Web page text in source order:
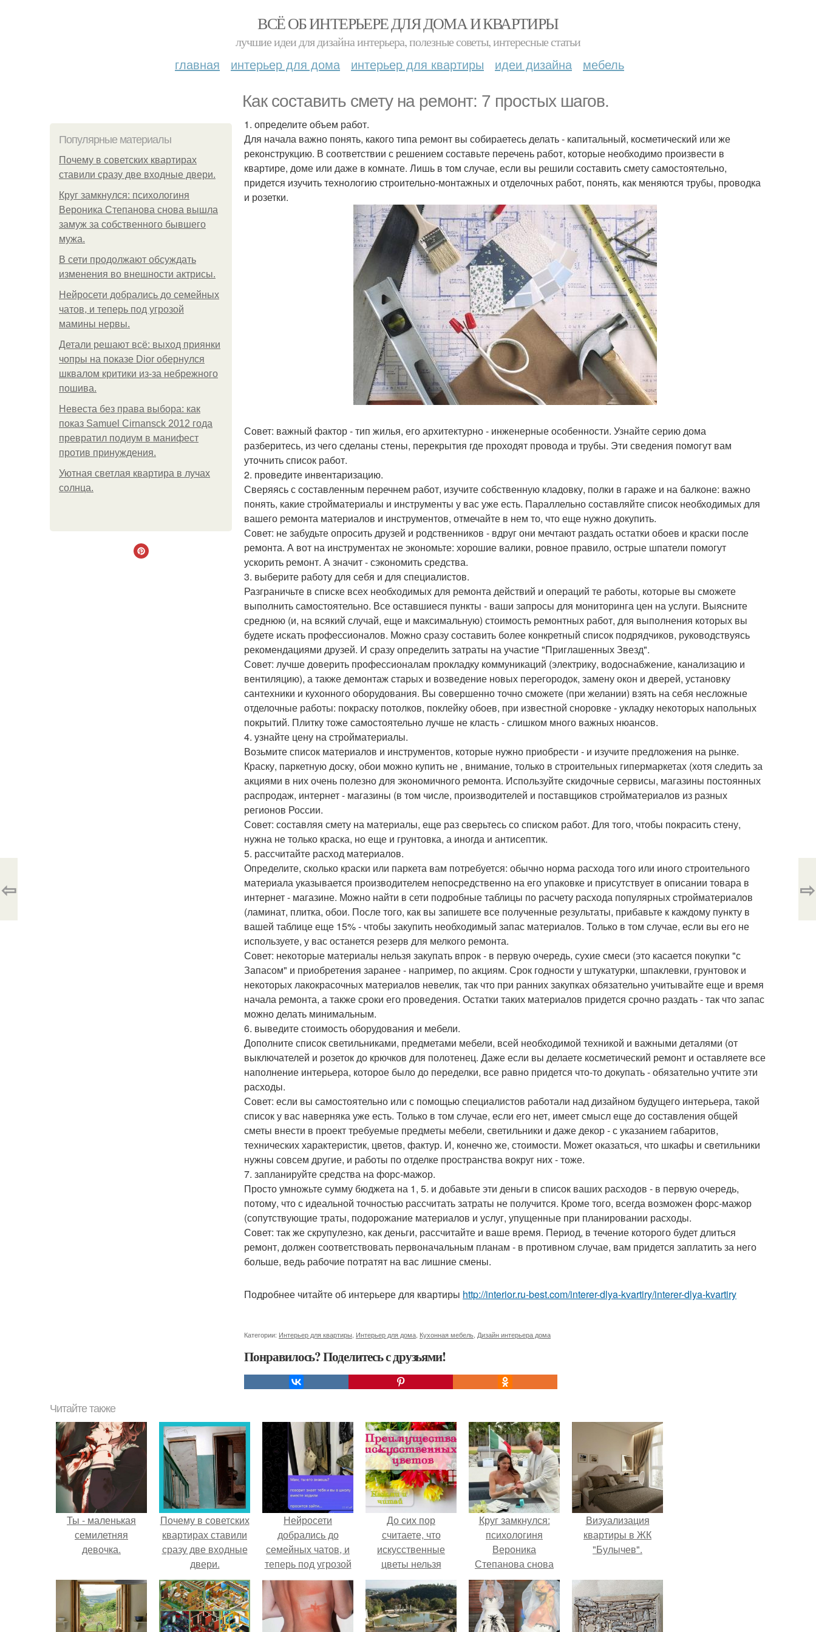
ВСЁ ОБ ИНТЕРЬЕРЕ ДЛЯ ДОМА И КВАРТИРЫ
лучшие идеи для дизайна интерьера, полезные советы, интересные статьи
главная интерьер для дома интерьер для квартиры идеи дизайна мебель
Как составить смету на ремонт: 7 простых шагов.
Популярные материалы
Почему в советских квартирах
ставили сразу две входные двери.
Круг замкнулся: психологиня
Вероника Степанова снова вышла
замуж за собственного бывшего
мужа.
В сети продолжают обсуждать
изменения во внешности актрисы.
Нейросети добрались до семейных
чатов, и теперь под угрозой
мамины нервы.
Детали решают всё: выход приянки
чопры на показе Dior обернулся
шквалом критики из-за небрежного
пошива.
Невеста без права выбора: как
показ Samuel Cirnansck 2012 года
превратил подиум в манифест
против принуждения.
Уютная светлая квартира в лучах
солнца.
1. определите объем работ.
Для начала важно понять, какого типа ремонт вы собираетесь делать - капитальный, косметический или же
реконструкцию. В соответствии с решением составьте перечень работ, которые необходимо произвести в
квартире, доме или даже в комнате. Лишь в том случае, если вы решили составить смету самостоятельно,
придется изучить технологию строительно-монтажных и отделочных работ, понять, как меняются трубы, проводка
и розетки.
Совет: важный фактор - тип жилья, его архитектурно - инженерные особенности. Узнайте серию дома
разберитесь, из чего сделаны стены, перекрытия где проходят провода и трубы. Эти сведения помогут вам
уточнить список работ.
2. проведите инвентаризацию.
Сверяясь с составленным перечнем работ, изучите собственную кладовку, полки в гараже и на балконе: важно
понять, какие стройматериалы и инструменты у вас уже есть. Параллельно составляйте список необходимых для
вашего ремонта материалов и инструментов, отмечайте в нем то, что еще нужно докупить.
Совет: не забудьте опросить друзей и родственников - вдруг они мечтают раздать остатки обоев и краски после
ремонта. А вот на инструментах не экономьте: хорошие валики, ровное правило, острые шпатели помогут
ускорить ремонт. А значит - сэкономить средства.
3. выберите работу для себя и для специалистов.
Разграничьте в списке всех необходимых для ремонта действий и операций те работы, которые вы сможете
выполнить самостоятельно. Все оставшиеся пункты - ваши запросы для мониторинга цен на услуги. Выясните
среднюю (и, на всякий случай, еще и максимальную) стоимость ремонтных работ, для выполнения которых вы
будете искать профессионалов. Можно сразу составить более конкретный список подрядчиков, руководствуясь
рекомендациями друзей. И сразу определить затраты на участие "Приглашенных Звезд".
Совет: лучше доверить профессионалам прокладку коммуникаций (электрику, водоснабжение, канализацию и
вентиляцию), а также демонтаж старых и возведение новых перегородок, замену окон и дверей, установку
сантехники и кухонного оборудования. Вы совершенно точно сможете (при желании) взять на себя несложные
отделочные работы: покраску потолков, поклейку обоев, при известной сноровке - укладку некоторых напольных
покрытий. Плитку тоже самостоятельно лучше не класть - слишком много важных нюансов.
4. узнайте цену на стройматериалы.
Возьмите список материалов и инструментов, которые нужно приобрести - и изучите предложения на рынке.
Краску, паркетную доску, обои можно купить не , внимание, только в строительных гипермаркетах (хотя следить за
акциями в них очень полезно для экономичного ремонта. Используйте скидочные сервисы, магазины постоянных
распродаж, интернет - магазины (в том числе, производителей и поставщиков стройматериалов из разных
регионов России.
Совет: составляя смету на материалы, еще раз сверьтесь со списком работ. Для того, чтобы покрасить стену,
нужна не только краска, но еще и грунтовка, а иногда и антисептик.
5. рассчитайте расход материалов.
Определите, сколько краски или паркета вам потребуется: обычно норма расхода того или иного строительного
материала указывается производителем непосредственно на его упаковке и присутствует в описании товара в
интернет - магазине. Можно найти в сети подробные таблицы по расчету расхода популярных стройматериалов
(ламинат, плитка, обои. После того, как вы запишете все полученные результаты, прибавьте к каждому пункту в
вашей таблице еще 15% - чтобы закупить необходимый запас материалов. Только в том случае, если вы его не
используете, у вас останется резерв для мелкого ремонта.
Совет: некоторые материалы нельзя закупать впрок - в первую очередь, сухие смеси (это касается покупки "с
Запасом" и приобретения заранее - например, по акциям. Срок годности у штукатурки, шпаклевки, грунтовок и
некоторых лакокрасочных материалов невелик, так что при ранних закупках обязательно учитывайте еще и время
начала ремонта, а также сроки его проведения. Остатки таких материалов придется срочно раздать - так что запас
можно делать минимальным.
6. выведите стоимость оборудования и мебели.
Дополните список светильниками, предметами мебели, всей необходимой техникой и важными деталями (от
выключателей и розеток до крючков для полотенец. Даже если вы делаете косметический ремонт и оставляете все
наполнение интерьера, которое было до переделки, все равно придется что-то докупать - обязательно учтите эти
расходы.
Совет: если вы самостоятельно или с помощью специалистов работали над дизайном будущего интерьера, такой
список у вас наверняка уже есть. Только в том случае, если его нет, имеет смысл еще до составления общей
сметы внести в проект требуемые предметы мебели, светильники и даже декор - с указанием габаритов,
технических характеристик, цветов, фактур. И, конечно же, стоимости. Может оказаться, что шкафы и светильники
нужны совсем другие, и работы по отделке пространства вокруг них - тоже.
7. запланируйте средства на форс-мажор.
Просто умножьте сумму бюджета на 1, 5. и добавьте эти деньги в список ваших расходов - в первую очередь,
потому, что с идеальной точностью рассчитать затраты не получится. Кроме того, всегда возможен форс-мажор
(сопутствующие траты, подорожание материалов и услуг, упущенные при планировании расходы.
Совет: так же скрупулезно, как деньги, рассчитайте и ваше время. Период, в течение которого будет длиться
ремонт, должен соответствовать первоначальным планам - в противном случае, вам придется заплатить за него
больше, ведь рабочие потратят на вас лишние смены.
Подробнее читайте об интерьере для квартиры http://interior.ru-best.com/interer-dlya-kvartiry/interer-dlya-kvartiry
Категории: Интерьер для квартиры Интерьер для дома Кухонная мебель Дизайн интерьера дома
Понравилось? Поделитесь с друзьями!
⇦ ⇨
Читайте также
Ты - маленькая
семилетняя
девочка.
Почему в советских
квартирах ставили
сразу две входные
двери.
Нейросети
добрались до
семейных чатов, и
теперь под угрозой
мамины нервы.
До сих пор
считаете, что
искусственные
цветы нельзя
держать в доме?
Круг замкнулся:
психологиня
Вероника
Степанова снова
вышла замуж за
собственного
бывшего мужа.
Визуализация
квартиры в ЖК
"Булычев".